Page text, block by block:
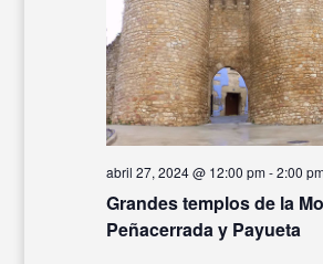
Grandes templos de la
Peñacerrada y Payueta
abril 27, 2024 @ 12:00 pm-2:00